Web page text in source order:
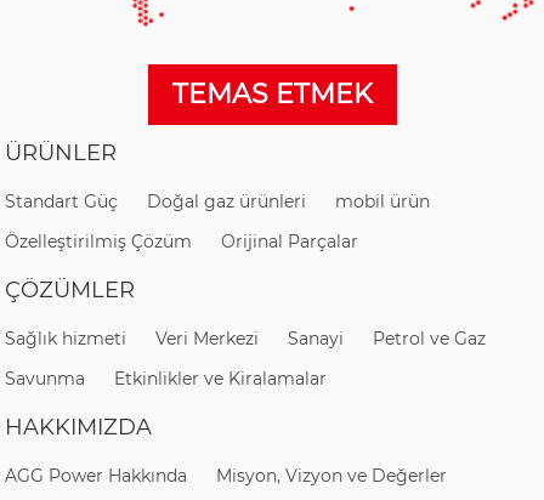
TEMAS ETMEK
ÜRÜNLER
Standart Güç Doğal gaz ürünleri
mobil ürün
Özelleştirilmiş Çözüm
Orijinal Parçalar
ÇÖZÜMLER
Sağlık hizmeti Veri Merkezi Sanayi
Petrol ve Gaz
Savunma
Etkinlikler ve Kiralamalar
HAKKIMIZDA
AGG Power Hakkında Misyon, Vizyon ve Değerler